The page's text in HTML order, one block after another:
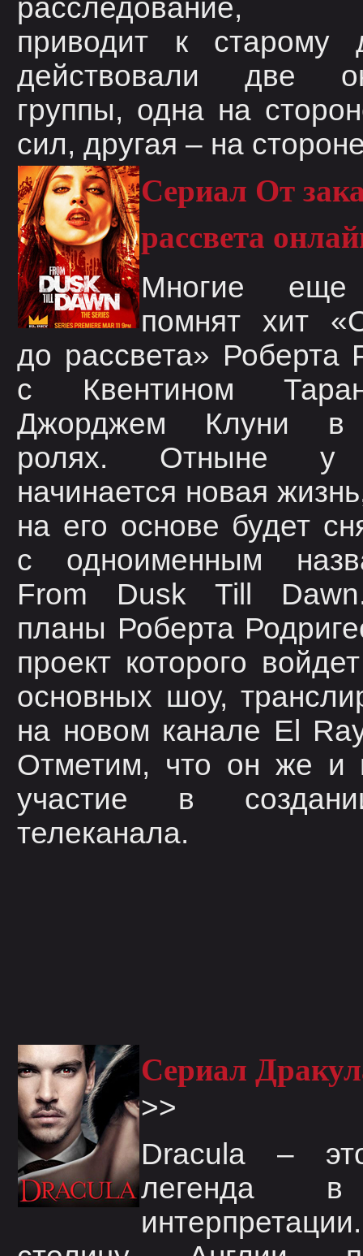
расследование,
приводит к старому
действовали две
группы, одна на
сил, другая – на
Сериал От
рассвета
Многие
помнят хит
до рассвета» Роберта
с Квентином
Джорджем Клуни в
ролях. Отныне у
начинается новая
на его основе будет
с одноименным
From Dusk Till
планы Роберта
проект которого
основных шоу,
на новом канале El
Отметим, что он же и
участие в
телеканала.
Сериал
>>
Dracula –
легенда